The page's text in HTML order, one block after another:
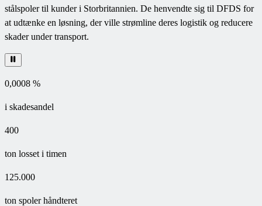
stålspoler til kunder i Storbritannien. De henvendte sig til DFDS for
at udtænke en løsning, der ville strømline deres logistik og reducere
skader under transport.
0,0008 %
i skadesandel
400
ton losset i timen
125.000
ton spoler håndteret